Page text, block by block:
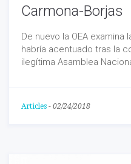
Carmona-Borjas
De nuevo la OEA
habría acentuado tras la
ilegítima Asamblea
Articles - 02/24/2018